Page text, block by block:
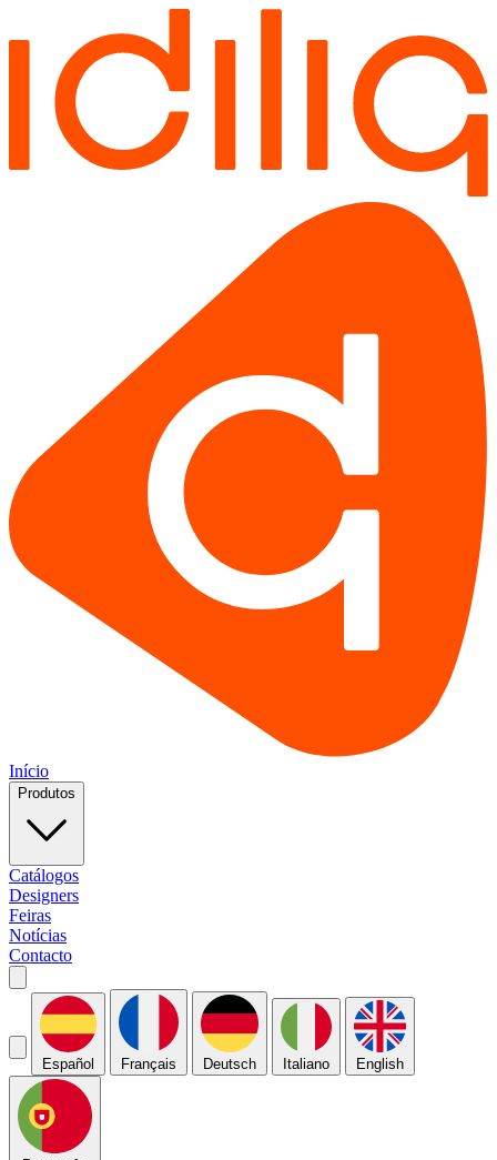
Início
Produtos
Catálogos
Designers
Feiras
Notícias
Contacto
Español Français Deutsch Italiano English